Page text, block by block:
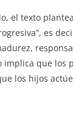
el texto
es
implica que los
los hijos